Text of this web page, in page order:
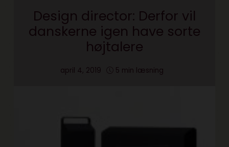
Design director: Derfor vil
danskerne igen have sorte
højtalere
april 4, 2019 5 min læsning